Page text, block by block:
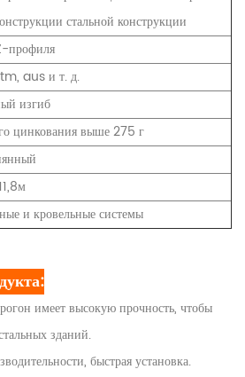
стальной конструкции
профиля
aus и т. д.
изгиб
цинкования выше 275 г
и кровельные системы
имеет высокую прочность, чтобы
зданий.
быстрая установка.